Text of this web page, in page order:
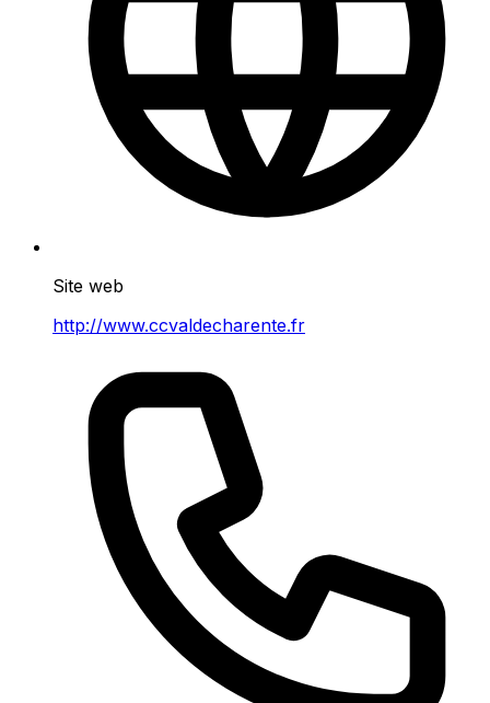
Site web
http://www.ccvaldecharente.fr